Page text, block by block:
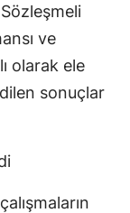
ve
olarak ele
sonuçlar